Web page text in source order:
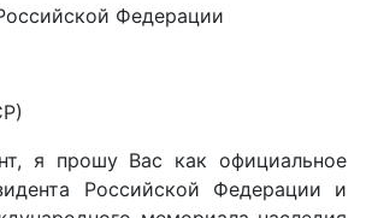
Федерации
я прошу Вас как официальное
Российской Федерации и